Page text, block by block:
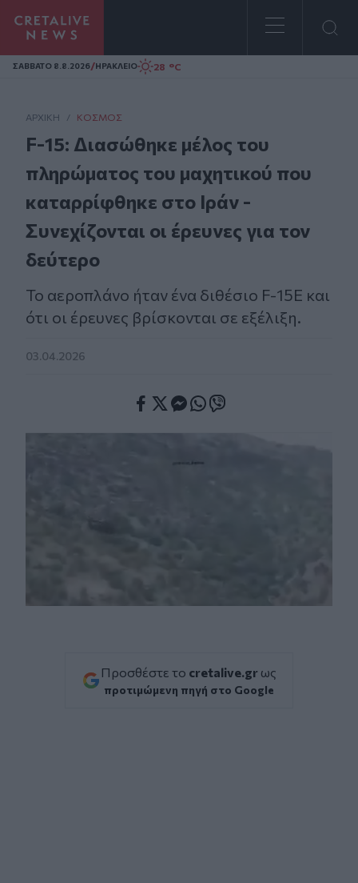
Homepage
ΣAΒΒΑΤΟ 8.8.2026/ΗΡΑΚΛΕΙΟ 28 °C
ΑΡΧΙΚΗ / ΚΌΣΜΟΣ
F-15: Διασώθηκε μέλος του
πληρώματος του μαχητικού που
καταρρίφθηκε στο Ιράν -
Συνεχίζονται οι έρευνες για τον
δεύτερο
Το αεροπλάνο ήταν ένα διθέσιο F-15E και
ότι οι έρευνες βρίσκονται σε εξέλιξη.
03.04.2026
Προσθέστε το cretalive.gr ως
προτιμώμενη πηγή στο Google